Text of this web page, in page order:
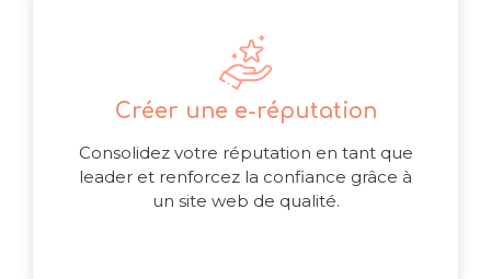
Créer une e-réputation
Consolidez votre réputation en tant que
leader et renforcez la confiance grâce à
un site web de qualité.